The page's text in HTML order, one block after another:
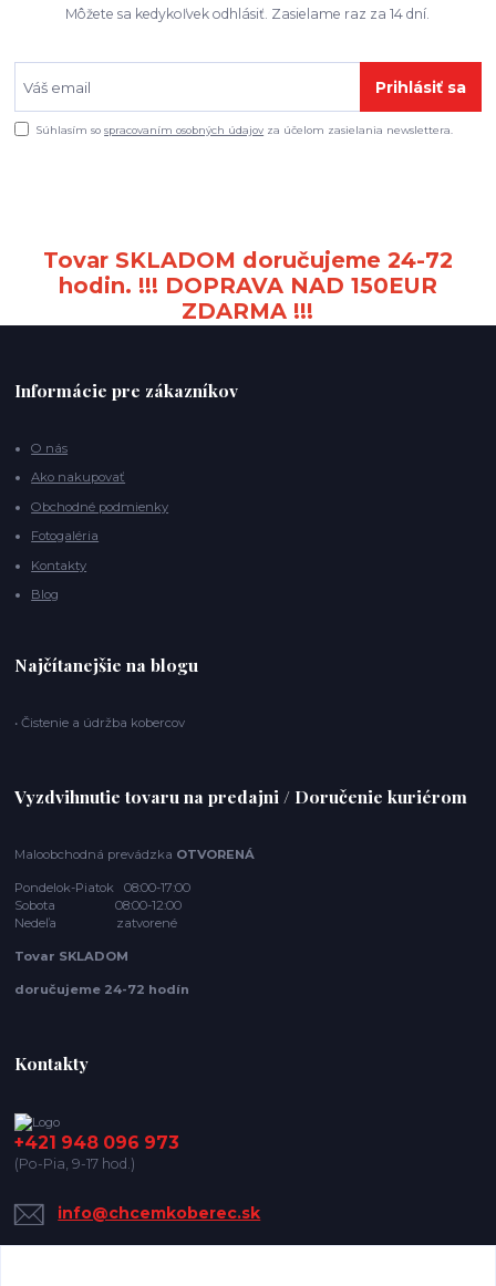
Môžete sa kedykoľvek odhlásiť. Zasielame raz za 14 dní.
Prihlásiť sa
Súhlasím sospracovaním osobných údajov za účelom zasielania newslettera.
Tovar SKLADOM doručujeme 24-72
hodin. !!! DOPRAVA NAD 150EUR
ZDARMA !!!
Informácie pre zákazníkov
O nás
Ako nakupovať
Obchodné podmienky
Fotogaléria
Kontakty
Blog
Najčítanejšie na blogu
• Čistenie a údržba kobercov
Vyzdvihnutie tovaru na predajni / Doručenie kuriérom
Maloobchodná prevádzka OTVORENÁ
Pondelok-Piatok 08:00-17:00
Sobota 08:00-12:00
Nedeľa zatvorené
Tovar SKLADOM
doručujeme 24-72 hodín
Kontakty
+421 948 096 973
(Po-Pia, 9-17 hod.)
info@chcemkoberec.sk